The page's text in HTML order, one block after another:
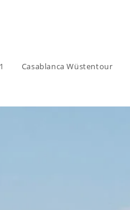
Casablanca Wüstentour